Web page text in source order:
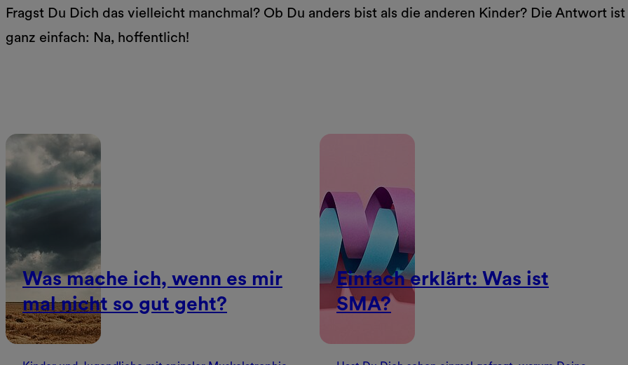
Fragst Du Dich das vielleicht manchmal? Ob Du anders bist als die anderen Kinder? Die Antwort ist
ganz einfach: Na, hoffentlich!
Was mache ich, wenn es mir
mal nicht so gut geht?
Einfach erklärt: Was ist
SMA?